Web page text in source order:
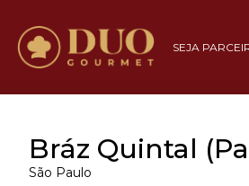
SEJA
Bráz Quintal
São Paulo